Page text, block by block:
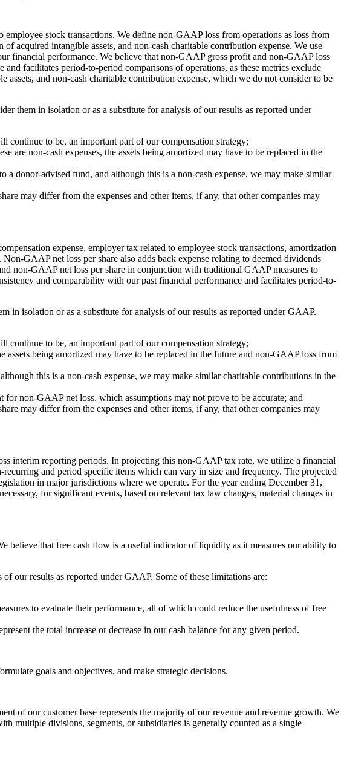
stock transactions. We define non-GAAP loss from operations as loss from
acquired intangible assets, and non-cash charitable contribution expense. We use
financial performance. We believe that non-GAAP gross profit and non-GAAP loss
facilitates period-to-period comparisons of operations, as these metrics exclude
assets, and non-cash charitable contribution expense, which we do not consider to be
them in isolation or as a substitute for analysis of our results as reported under
continue to be, an important part of our compensation strategy;
are non-cash expenses, the assets being amortized may have to be replaced in the
donor-advised fund, and although this is a non-cash expense, we may make similar
may differ from the expenses and other items, if any, that other companies may
expense, employer tax related to employee stock transactions, amortization
GAAP net loss per share also adds back expense relating to deemed dividends
non-GAAP net loss per share in conjunction with traditional GAAP measures to
and comparability with our past financial performance and facilitates period-to-
in isolation or as a substitute for analysis of our results as reported under GAAP.
continue to be, an important part of our compensation strategy;
assets being amortized may have to be replaced in the future and non-GAAP loss from
this is a non-cash expense, we may make similar charitable contributions in the
non-GAAP net loss, which assumptions may not prove to be accurate; and
may differ from the expenses and other items, if any, that other companies may
interim reporting periods. In projecting this non-GAAP tax rate, we utilize a financial
and period specific items which can vary in size and frequency. The projected
in major jurisdictions where we operate. For the year ending December 31,
for significant events, based on relevant tax law changes, material changes in
believe that free cash flow is a useful indicator of liquidity as it measures our ability to
our results as reported under GAAP. Some of these limitations are:
to evaluate their performance, all of which could reduce the usefulness of free
the total increase or decrease in our cash balance for any given period.
goals and objectives, and make strategic decisions.
of our customer base represents the majority of our revenue and revenue growth. We
multiple divisions, segments, or subsidiaries is generally counted as a single